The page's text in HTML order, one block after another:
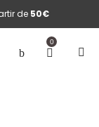
de 50€
0